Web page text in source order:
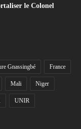
le Colonel
Gnassingbé France
Mali Niger
UNIR